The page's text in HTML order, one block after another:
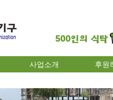
사업소개 후원